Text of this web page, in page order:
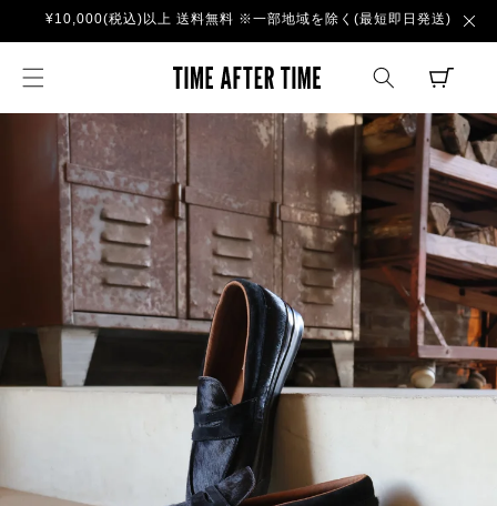
ンツに
進む
¥10,000(税込)以上 送料無料 ※一部地域を除く(最短即日発送)
TIME AFTER
CART